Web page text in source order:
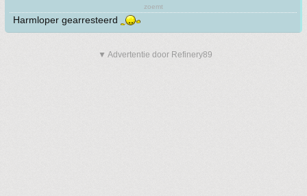
zoemt
Harmloper gearresteerd
▼ Advertentie door Refinery89